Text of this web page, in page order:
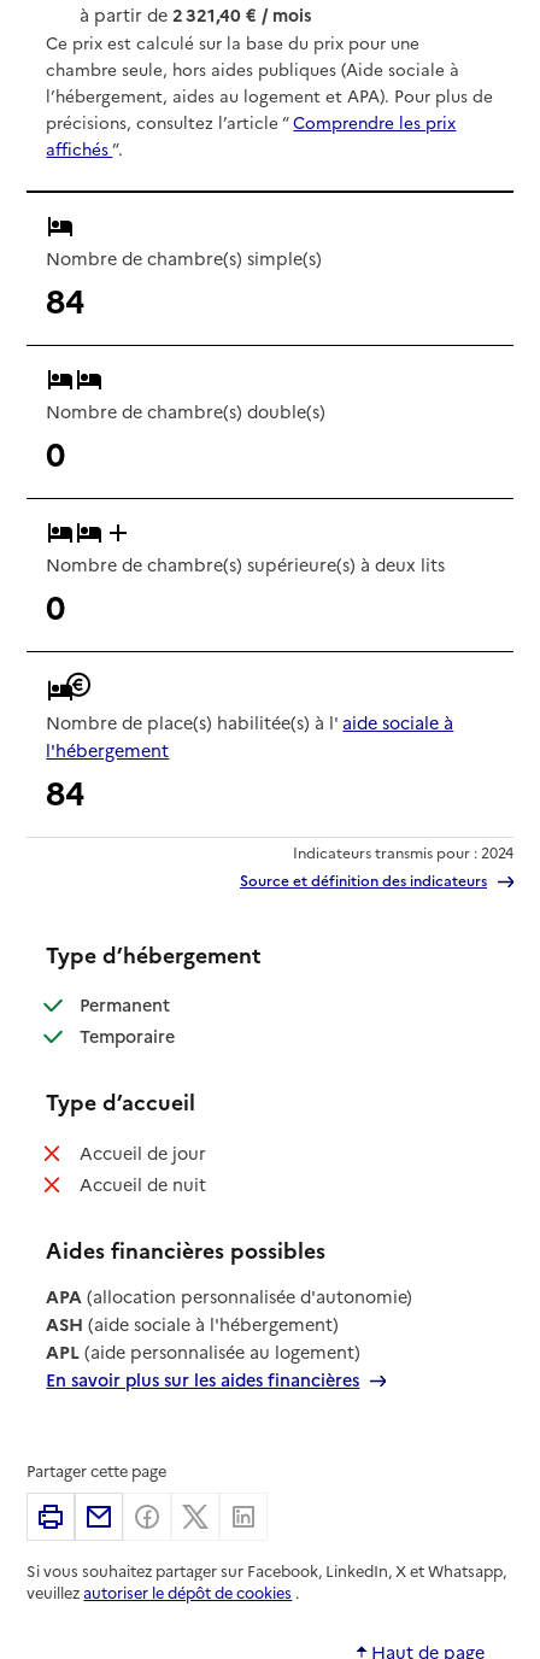
à partir de2 321,40 € / mois
Ce prix est calculé sur la base du prix pour une
chambre seule, hors aides publiques (Aide sociale à
l’hébergement, aides au logement et APA). Pour plus de
précisions, consultez l’article “Comprendre les prix
affichés”.
Nombre de chambre(s) simple(s)
84
Nombre de chambre(s) double(s)
0
Nombre de chambre(s) supérieure(s) à deux lits
0
Nombre de place(s) habilitée(s) à l' aide sociale à
l'hébergement
84
Indicateurs transmis pour : 2024
Source et définition des indicateurs
Type d’hébergement
Permanent: disponible
Temporaire: disponible
Type d’accueil
Accueil de jour: non disponible
Accueil de nuit: non disponible
Aides financières possibles
APA (allocation personnalisée d'autonomie)
ASH (aide sociale à l'hébergement)
APL (aide personnalisée au logement)
En savoir plus sur les aides financières
Partager cette page
ImprimerPartager par email
Partager sur Facebook
Partager sur X
Si vous souhaitez partager sur Facebook, LinkedIn, X et Whatsapp,
veuillezautoriser le dépôt de cookies .
Haut de page